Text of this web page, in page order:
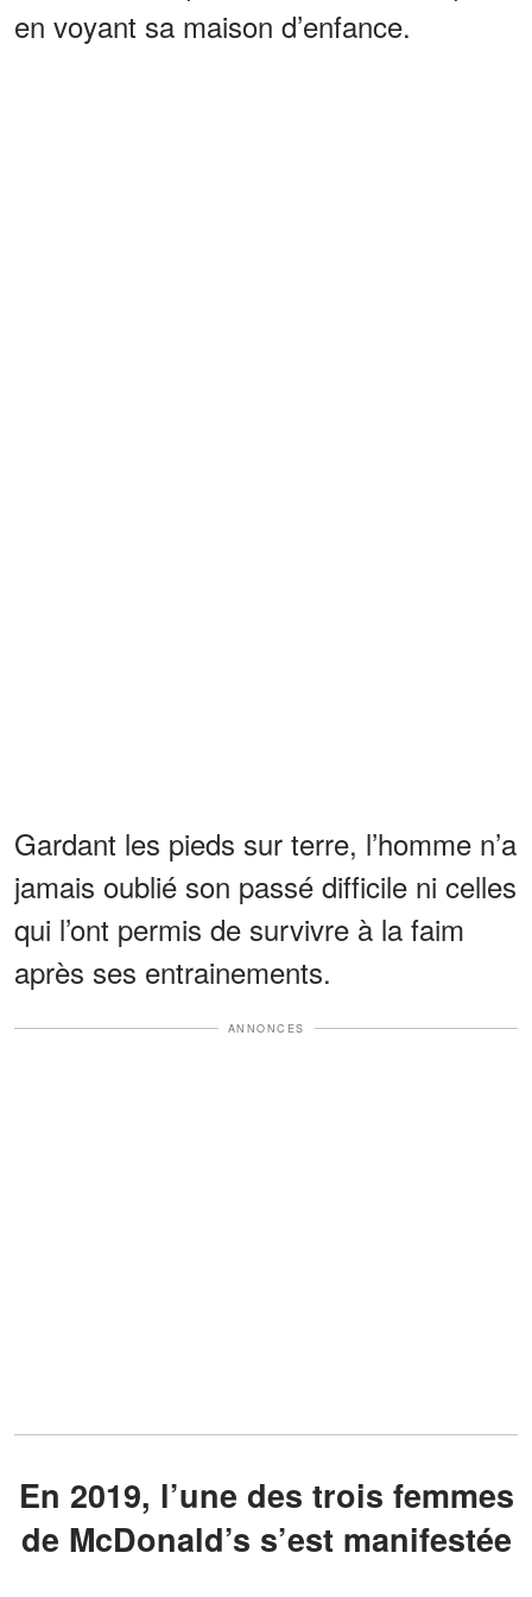
en voyant sa maison d’enfance.
Gardant les pieds sur terre, l’homme n’a
jamais oublié son passé difficile ni celles
qui l’ont permis de survivre à la faim
après ses entrainements.
ANNONCES
En 2019, l’une des trois femmes
de McDonald’s s’est manifestée